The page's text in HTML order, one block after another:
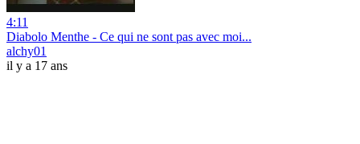
4:11
Diabolo Menthe - Ce qui ne sont pas avec moi...
alchy01
il y a 17 ans